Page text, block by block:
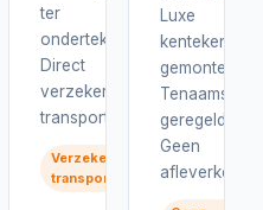
ter
ondertekening.
Direct
verzekerd
transport.
Verzekerd
transport
Luxe
gemonteerd.
geregeld.
Geen